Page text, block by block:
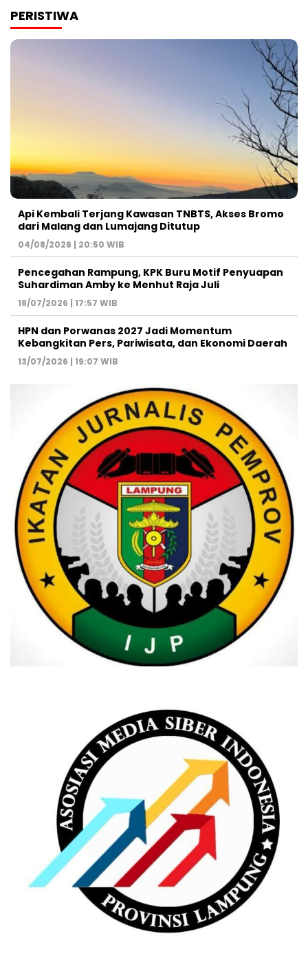
PERISTIWA
Api Kembali Terjang Kawasan TNBTS, Akses Bromo
dari Malang dan Lumajang Ditutup
04/08/2026 | 20:50 WIB
Pencegahan Rampung, KPK Buru Motif Penyuapan
Suhardiman Amby ke Menhut Raja Juli
18/07/2026 | 17:57 WIB
HPN dan Porwanas 2027 Jadi Momentum
Kebangkitan Pers, Pariwisata, dan Ekonomi Daerah
13/07/2026 | 19:07 WIB